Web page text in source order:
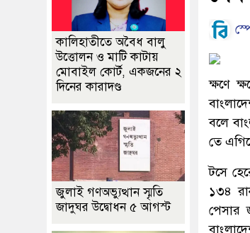
ক্ষণে
বলে
তে
টসে
১৩৪
পেসার
কালিহাতীতে অবৈধ বালু
উত্তোলন ও মাটি কাটায়
মোবাইল কোর্ট, একজনের ২
দিনের কারাদণ্ড
জুলাই গণঅভ্যুত্থান স্মৃতি
জাদুঘর উদ্বোধন ৫ আগস্ট